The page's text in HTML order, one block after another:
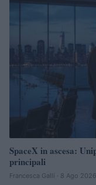
SpaceX in ascesa:
principali
Francesca Galli · 8 Ago 2026